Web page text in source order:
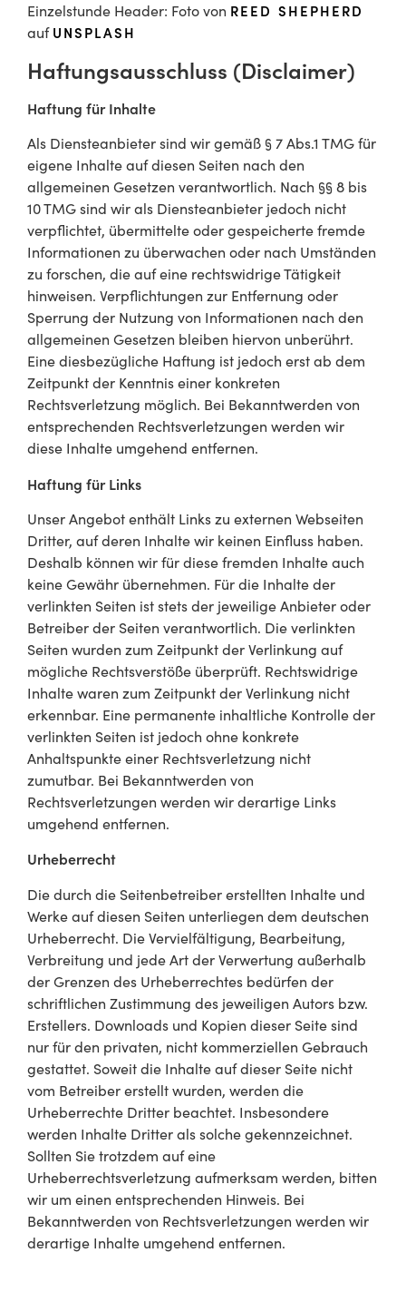
Einzelstunde Header: Foto von REED SHEPHERD
aufUNSPLASH
Haftungsausschluss (Disclaimer)
Haftung für Inhalte
Als Diensteanbieter sind wir gemäß § 7 Abs.1 TMG für
eigene Inhalte auf diesen Seiten nach den
allgemeinen Gesetzen verantwortlich. Nach §§ 8 bis
10 TMG sind wir als Diensteanbieter jedoch nicht
verpflichtet, übermittelte oder gespeicherte fremde
Informationen zu überwachen oder nach Umständen
zu forschen, die auf eine rechtswidrige Tätigkeit
hinweisen. Verpflichtungen zur Entfernung oder
Sperrung der Nutzung von Informationen nach den
allgemeinen Gesetzen bleiben hiervon unberührt.
Eine diesbezügliche Haftung ist jedoch erst ab dem
Zeitpunkt der Kenntnis einer konkreten
Rechtsverletzung möglich. Bei Bekanntwerden von
entsprechenden Rechtsverletzungen werden wir
diese Inhalte umgehend entfernen.
Haftung für Links
Unser Angebot enthält Links zu externen Webseiten
Dritter, auf deren Inhalte wir keinen Einfluss haben.
Deshalb können wir für diese fremden Inhalte auch
keine Gewähr übernehmen. Für die Inhalte der
verlinkten Seiten ist stets der jeweilige Anbieter oder
Betreiber der Seiten verantwortlich. Die verlinkten
Seiten wurden zum Zeitpunkt der Verlinkung auf
mögliche Rechtsverstöße überprüft. Rechtswidrige
Inhalte waren zum Zeitpunkt der Verlinkung nicht
erkennbar. Eine permanente inhaltliche Kontrolle der
verlinkten Seiten ist jedoch ohne konkrete
Anhaltspunkte einer Rechtsverletzung nicht
zumutbar. Bei Bekanntwerden von
Rechtsverletzungen werden wir derartige Links
umgehend entfernen.
Urheberrecht
Die durch die Seitenbetreiber erstellten Inhalte und
Werke auf diesen Seiten unterliegen dem deutschen
Urheberrecht. Die Vervielfältigung, Bearbeitung,
Verbreitung und jede Art der Verwertung außerhalb
der Grenzen des Urheberrechtes bedürfen der
schriftlichen Zustimmung des jeweiligen Autors bzw.
Erstellers. Downloads und Kopien dieser Seite sind
nur für den privaten, nicht kommerziellen Gebrauch
gestattet. Soweit die Inhalte auf dieser Seite nicht
vom Betreiber erstellt wurden, werden die
Urheberrechte Dritter beachtet. Insbesondere
werden Inhalte Dritter als solche gekennzeichnet.
Sollten Sie trotzdem auf eine
Urheberrechtsverletzung aufmerksam werden, bitten
wir um einen entsprechenden Hinweis. Bei
Bekanntwerden von Rechtsverletzungen werden wir
derartige Inhalte umgehend entfernen.